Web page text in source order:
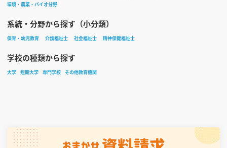
環境・農業・バイオ分野
系統・分野から探す（小分類）
保育・幼児教育 介護福祉士 社会福祉士 精神保健福祉士
学校の種類から探す
大学 短期大学 専門学校 その他教育機関